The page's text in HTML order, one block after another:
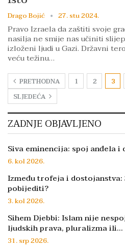
Drago Bojić 27. stu 2024.
Pravo Izraela da zaštiti svoje
nasilja ne smije nas učiniti
izloženi ljudi u Gazi. Državni
veću težinu…
PRETHODNA 1 2 3
SLJEDEĆA
ZADNJE OBJAVLJENO
Siva eminencija: spoj anđela i
6. kol 2026.
Između trofeja i dostojanstva:
pobijediti?
3. kol 2026.
Sihem Djebbi: Islam nije
ljudskih prava, pluralizma ili…
31. srp 2026.